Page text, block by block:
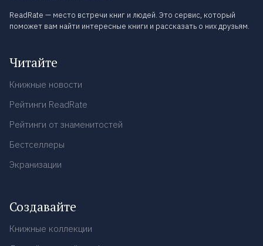
ReadRate — место встречи книг и людей. Это сервис, который
поможет вам найти интересные книги и рассказать о них друзьям.
Читайте
Книжные новости
Рейтинги ReadRate
Рейтинги от знаменитостей
Бестселлеры
Экранизации
Создавайте
Книжные коллекции